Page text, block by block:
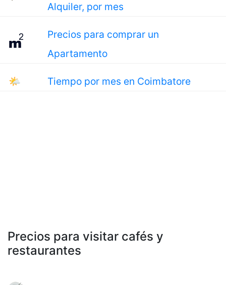
Alquiler, por mes
Precios para comprar un
Apartamento
🌤 Tiempo por mes en Coimbatore
Precios para visitar cafés y
restaurantes